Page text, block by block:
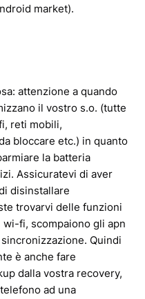
market).
attenzione a quando
il vostro s.o. (tutte
reti mobili,
bloccare etc.) in quanto
la batteria
Assicuratevi di aver
disinstallare
trovarvi delle funzioni
fi, scompaiono gli apn
Quindi
è anche fare
dalla vostra recovery,
ad una